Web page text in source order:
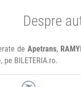
Despre
deApetrans,
BILETERIA.ro.